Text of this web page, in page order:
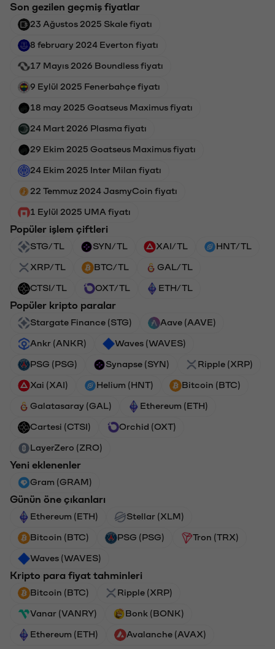
Son gezilen geçmiş fiyatlar
23 Ağustos 2025 Skale fiyatı
8 february 2024 Everton fiyatı
17 Mayıs 2026 Boundless fiyatı
9 Eylül 2025 Fenerbahçe fiyatı
18 may 2025 Goatseus Maximus fiyatı
24 Mart 2026 Plasma fiyatı
29 Ekim 2025 Goatseus Maximus fiyatı
24 Ekim 2025 Inter Milan fiyatı
22 Temmuz 2024 JasmyCoin fiyatı
1 Eylül 2025 UMA fiyatı
Popüler işlem çiftleri
STG/TL SYN/TL XAI/TL HNT/TL
XRP/TL BTC/TL GAL/TL
CTSI/TL OXT/TL ETH/TL
Popüler kripto paralar
Stargate Finance (STG) Aave (AAVE)
Ankr (ANKR) Waves (WAVES)
PSG (PSG) Synapse (SYN) Ripple (XRP)
Xai (XAI) Helium (HNT) Bitcoin (BTC)
Galatasaray (GAL) Ethereum (ETH)
Cartesi (CTSI) Orchid (OXT)
LayerZero (ZRO)
Yeni eklenenler
Gram (GRAM)
Günün öne çıkanları
Ethereum (ETH) Stellar (XLM)
Bitcoin (BTC) PSG (PSG) Tron (TRX)
Waves (WAVES)
Kripto para fiyat tahminleri
Bitcoin (BTC) Ripple (XRP)
Vanar (VANRY) Bonk (BONK)
Ethereum (ETH) Avalanche (AVAX)